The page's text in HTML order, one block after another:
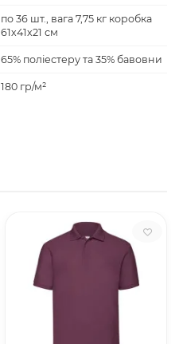
по 36 шт., вага 7,75 кг коробка
61х41х21 см
65% поліестеру та 35% бавовни
180 гр/м²